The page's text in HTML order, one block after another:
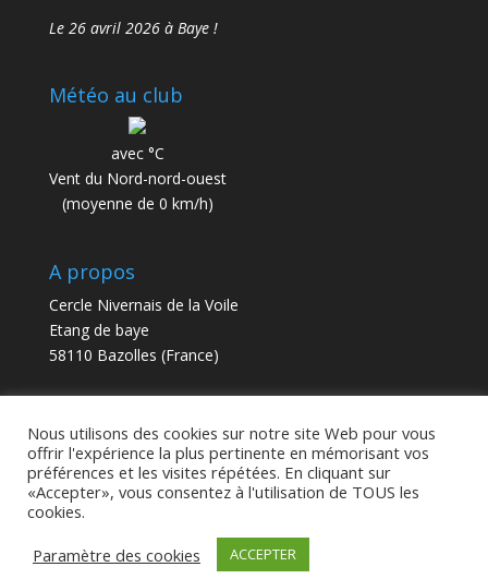
Le 26 avril 2026 à Baye !
Météo au club
avec °C
Vent du Nord-nord-ouest
(moyenne de 0 km/h)
A propos
Cercle Nivernais de la Voile
Etang de baye
58110 Bazolles (France)
Copyright 2024 - CNV - Tous droits réservés
Nous utilisons des cookies sur notre site Web pour vous
offrir l'expérience la plus pertinente en mémorisant vos
préférences et les visites répétées. En cliquant sur
«Accepter», vous consentez à l'utilisation de TOUS les
cookies.
Paramètre des cookies
ACCEPTER